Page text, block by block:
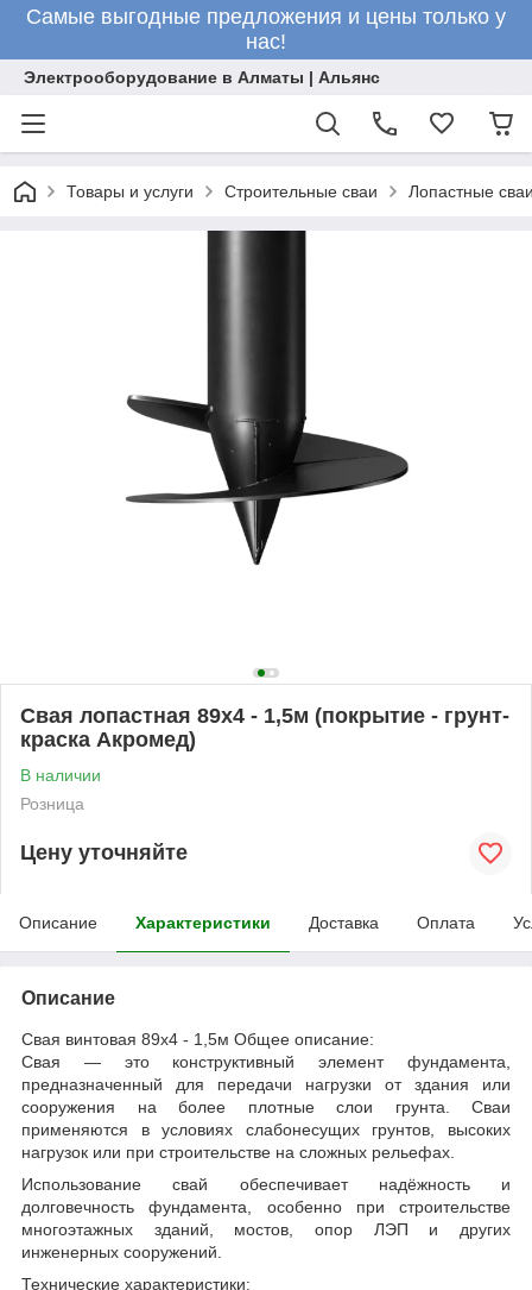
Самые выгодные предложения и цены только у
нас!
Электрооборудование в Алматы | Альянс
Товары и услуги Строительные сваи Лопастные
Свая лопастная 89х4 - 1,5м (покрытие - грунт-
краска Акромед)
В наличии
Розница
Цену уточняйте
Описание Характеристики Доставка Оплата
Описание
Свая винтовая 89х4 - 1,5м Общее описание:
Свая — это конструктивный элемент фундамента,
предназначенный для передачи нагрузки от здания или
сооружения на более плотные слои грунта. Сваи
применяются в условиях слабонесущих грунтов, высоких
нагрузок или при строительстве на сложных рельефах.
Использование свай обеспечивает надёжность и
долговечность фундамента, особенно при строительстве
многоэтажных зданий, мостов, опор ЛЭП и других
инженерных сооружений.
Технические характеристики: